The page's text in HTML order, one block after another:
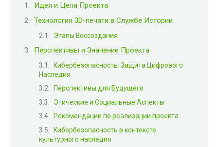
Идея и Цели Проекта
Технология 3D-печати в Службе Истории
Этапы Воссоздания
Перспективы и Значение Проекта
Кибербезопасность: Защита Цифрового
Наследия
Перспективы для Будущего
Этические и Социальные Аспекты
Рекомендации по реализации проекта
Кибербезопасность в контексте
культурного наследия